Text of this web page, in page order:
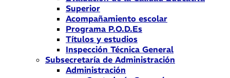
Superior
Acompañamiento escolar
Programa P.O.D.Es
Títulos y estudios
Inspección Técnica General
Subsecretaría de Administración
Administración